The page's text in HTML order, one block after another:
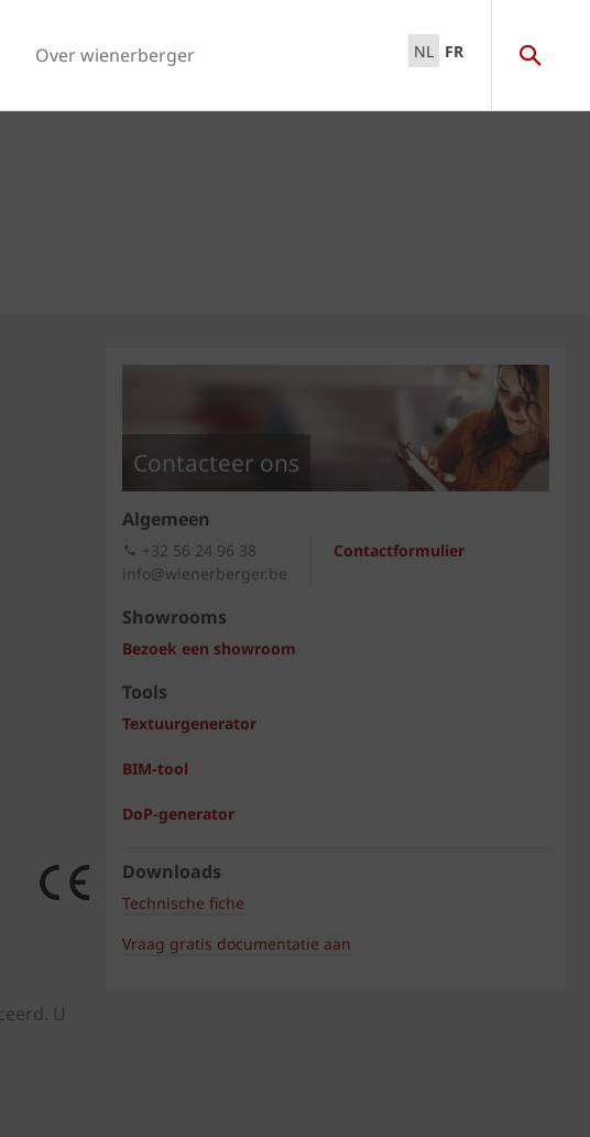
Over wienerberger NL FR
U
Contacteer ons
Algemeen
Contactformulier
+32 56 24 96 38
info@wienerberger.be
Showrooms
Bezoek een showroom
Tools
Textuurgenerator
BIM-tool
DoP-generator
Downloads
Technische fiche
Vraag gratis documentatie aan